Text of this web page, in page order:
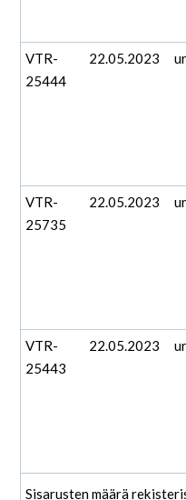
VTR-
25444
22.05.2023
VTR-
25735
22.05.2023
VTR-
25443
22.05.2023
Sisarusten määrä